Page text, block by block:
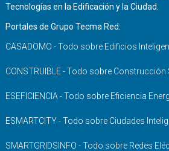
Tecnologías en la Edificación y la Ciudad.
Portales de Grupo Tecma Red:
CASADOMO - Todo sobre Edificios
CONSTRUIBLE - Todo sobre Construcción
ESEFICIENCIA - Todo sobre Eficiencia
ESMARTCITY - Todo sobre Ciudades
SMARTGRIDSINFO - Todo sobre Redes